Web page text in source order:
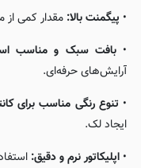
• پیگمنت بالا: مقدار کمی
•بافت سبک و مناسب
آرایش‌های حرفه‌ای.
• تنوع رنگی مناسب برای
ایجاد لک.
• اپلیکاتور نرم و دقیق: